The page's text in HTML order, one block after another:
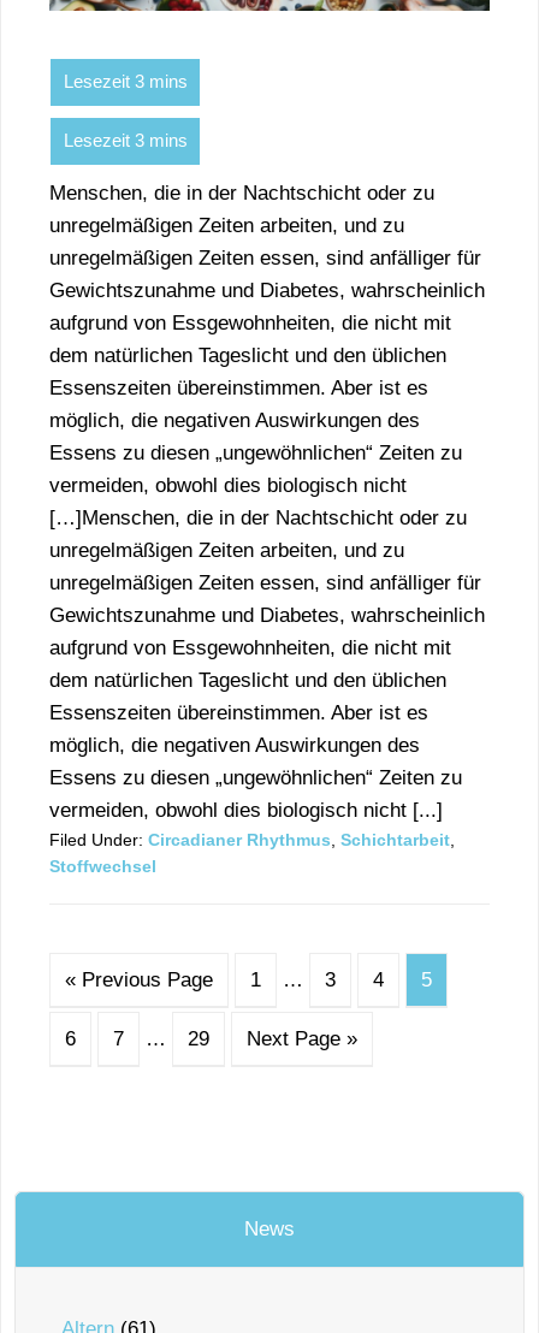
Menschen, die in der Nachtschicht oder zu
unregelmäßigen Zeiten arbeiten, und zu
unregelmäßigen Zeiten essen, sind anfälliger für
Gewichtszunahme und Diabetes, wahrscheinlich
aufgrund von Essgewohnheiten, die nicht mit
dem natürlichen Tageslicht und den üblichen
Essenszeiten übereinstimmen. Aber ist es
möglich, die negativen Auswirkungen des
Essens zu diesen „ungewöhnlichen“ Zeiten zu
vermeiden, obwohl dies biologisch nicht
[…]Menschen, die in der Nachtschicht oder zu
unregelmäßigen Zeiten arbeiten, und zu
unregelmäßigen Zeiten essen, sind anfälliger für
Gewichtszunahme und Diabetes, wahrscheinlich
aufgrund von Essgewohnheiten, die nicht mit
dem natürlichen Tageslicht und den üblichen
Essenszeiten übereinstimmen. Aber ist es
möglich, die negativen Auswirkungen des
Essens zu diesen „ungewöhnlichen“ Zeiten zu
vermeiden, obwohl dies biologisch nicht [...]
Filed Under: Circadianer Rhythmus Schichtarbeit
Stoffwechsel
« Previous Page 1 … 3 4 5
6 7 … 29 Next Page »
News